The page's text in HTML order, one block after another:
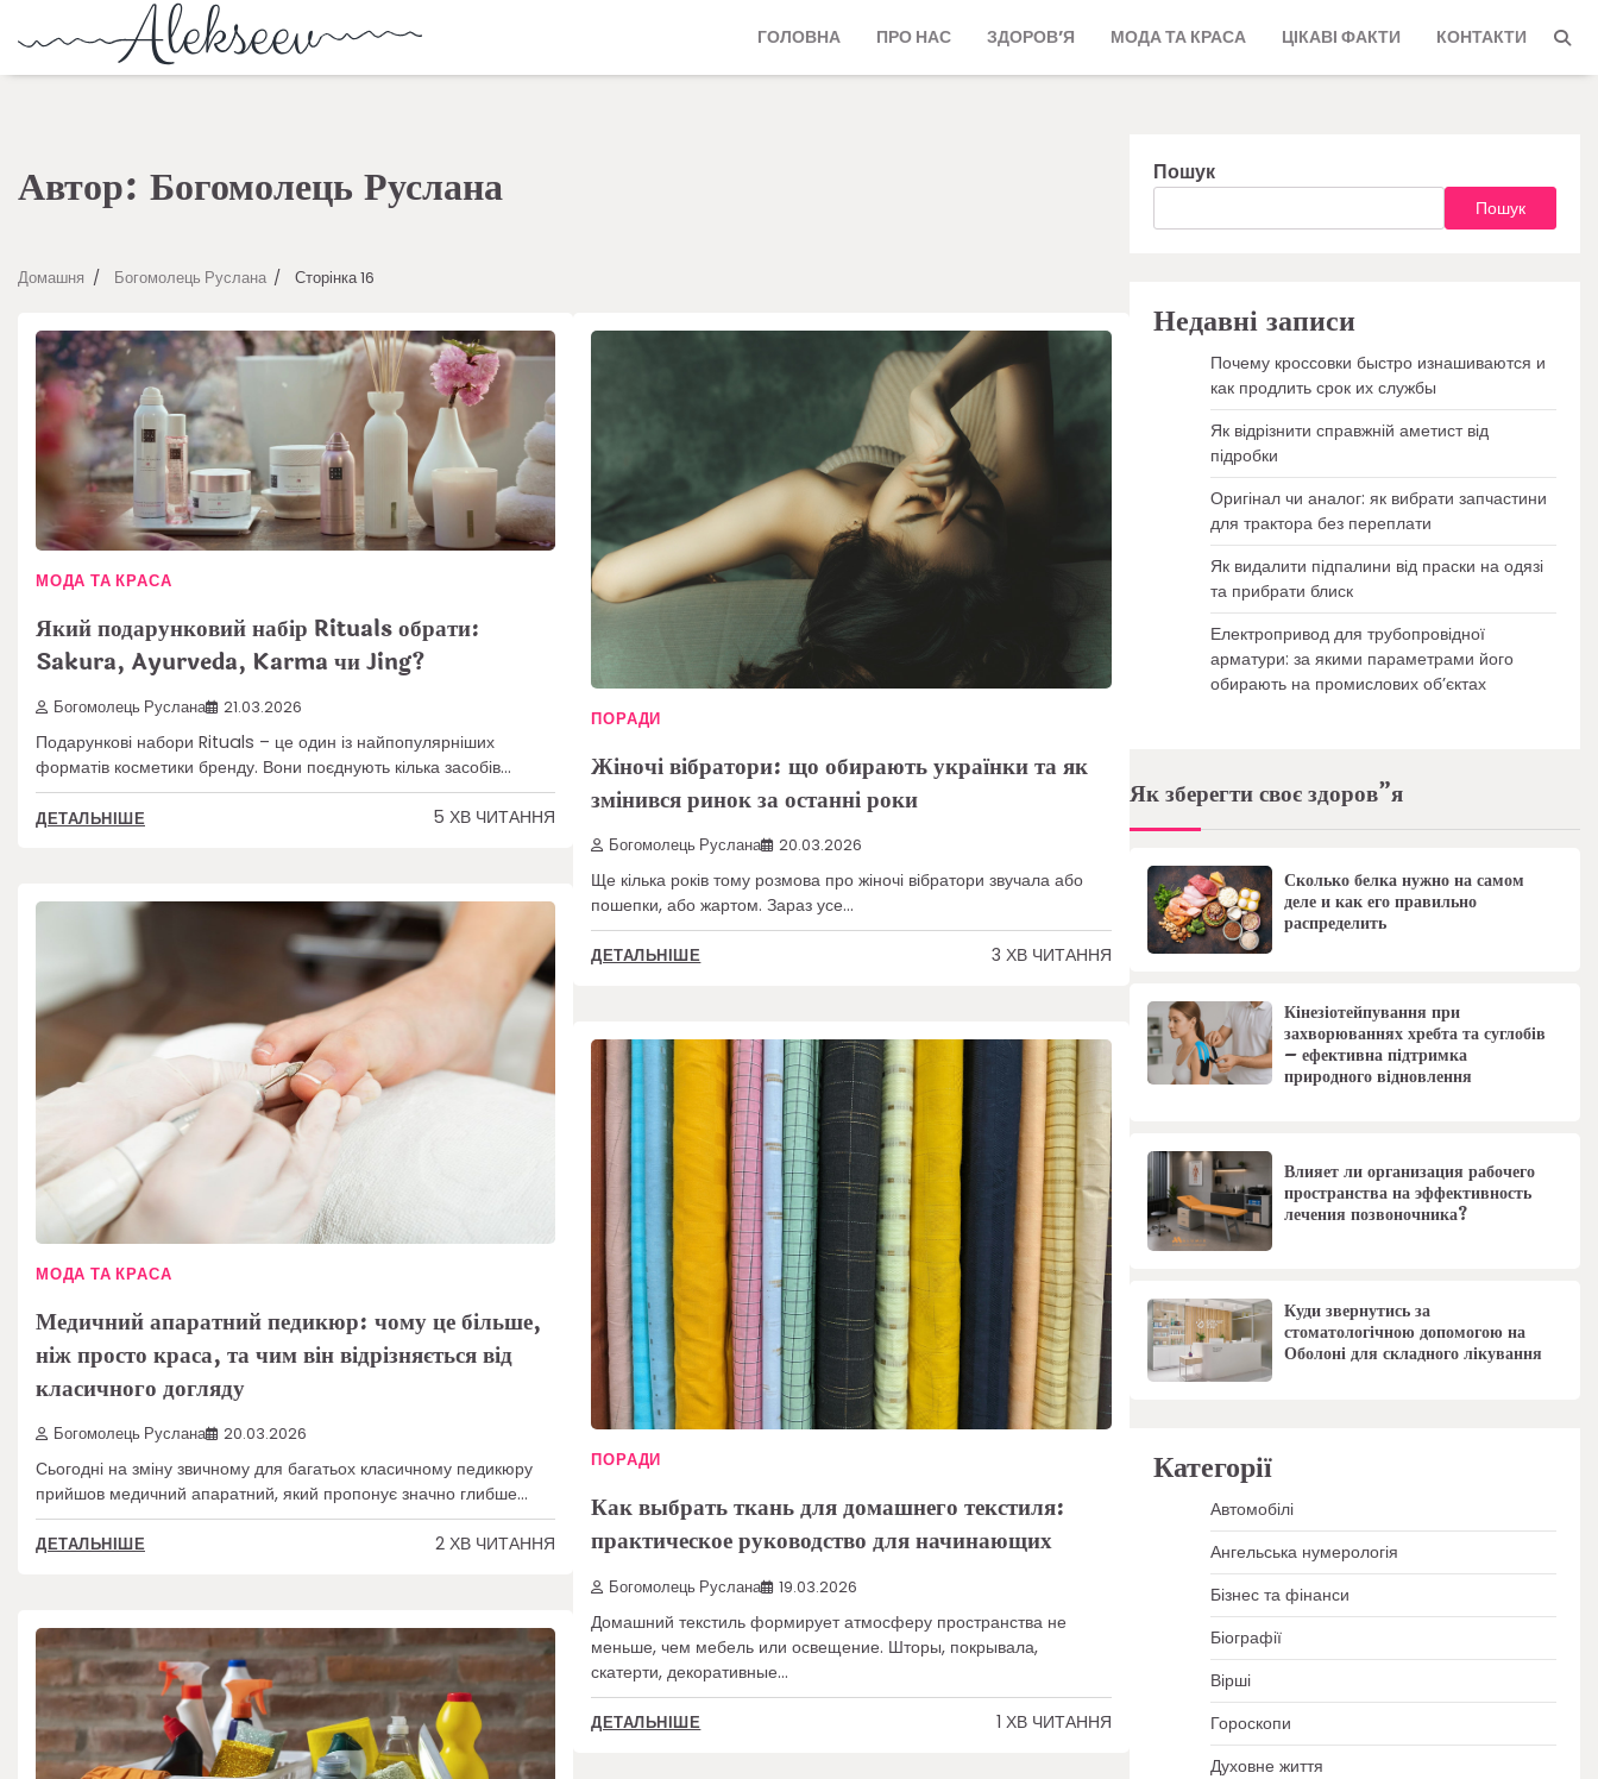
ГОЛОВНА ПРО НАС ЗДОРОВ’Я МОДА ТА КРАСА ЦІКАВІ ФАКТИ КОНТАКТИ
Автор: Богомолець Руслана
Домашня Богомолець Руслана Сторінка 16
МОДА ТА КРАСА
Який подарунковий набір Rituals обрати:
Sakura, Ayurveda, Karma чи Jing?
Богомолець Руслана 21.03.2026
Подарункові набори Rituals – це один із найпопулярніших
форматів косметики бренду. Вони поєднують кілька засобів…
ДЕТАЛЬНІШЕ 5 ХВ ЧИТАННЯ
ПОРАДИ
Жіночі вібратори: що обирають українки та як
змінився ринок за останні роки
Богомолець Руслана 20.03.2026
Ще кілька років тому розмова про жіночі вібратори звучала або
пошепки, або жартом. Зараз усе…
ДЕТАЛЬНІШЕ 3 ХВ ЧИТАННЯ
МОДА ТА КРАСА
Медичний апаратний педикюр: чому це більше,
ніж просто краса, та чим він відрізняється від
класичного догляду
Богомолець Руслана 20.03.2026
Сьогодні на зміну звичному для багатьох класичному педикюру
прийшов медичний апаратний, який пропонує значно глибше…
ДЕТАЛЬНІШЕ 2 ХВ ЧИТАННЯ
ПОРАДИ
Как выбрать ткань для домашнего текстиля:
практическое руководство для начинающих
Богомолець Руслана 19.03.2026
Домашний текстиль формирует атмосферу пространства не
меньше, чем мебель или освещение. Шторы, покрывала,
скатерти, декоративные…
ДЕТАЛЬНІШЕ 1 ХВ ЧИТАННЯ
Пошук
Пошук
Недавні записи
Почему кроссовки быстро изнашиваются и
как продлить срок их службы
Як відрізнити справжній аметист від
підробки
Оригінал чи аналог: як вибрати запчастини
для трактора без переплати
Як видалити підпалини від праски на одязі
та прибрати блиск
Електропривод для трубопровідної
арматури: за якими параметрами його
обирають на промислових об’єктах
Як зберегти своє здоров”я
Сколько белка нужно на самом
деле и как его правильно
распределить
Кінезіотейпування при
захворюваннях хребта та суглобів
– ефективна підтримка
природного відновлення
Влияет ли организация рабочего
пространства на эффективность
лечения позвоночника?
Куди звернутись за
стоматологічною допомогою на
Оболоні для складного лікування
Категорії
Автомобілі
Ангельська нумерологія
Бізнес та фінанси
Біографії
Вірші
Гороскопи
Духовне життя